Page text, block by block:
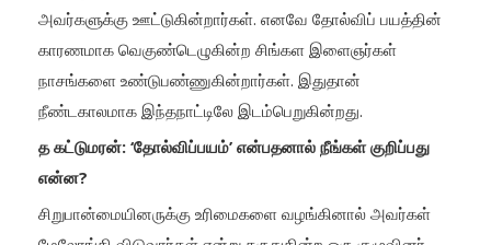
அவர்களுக்கு ஊட்டுகின்றார்கள். எனவே தோல்விப் பயத்தின்
காரணமாக வெகுண்டெழுகின்ற சிங்கள இளைஞர்கள்
நாசங்களை உண்டுபண்ணுகின்றார்கள். இதுதான்
நீண்டகாலமாக இந்தநாட்டிலே இடம்பெறுகின்றது.
த கட்டுமரன்: ‘தோல்விப்பயம்’ என்பதனால் நீங்கள் குறிப்பது
என்ன?
சிறுபான்மையினருக்கு உரிமைகளை வழங்கினால் அவர்கள்